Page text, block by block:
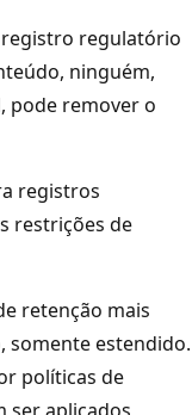
regulatório
ninguém,
pode remover o
registros
restrições de
retenção mais
somente estendido.
políticas de
ser aplicados